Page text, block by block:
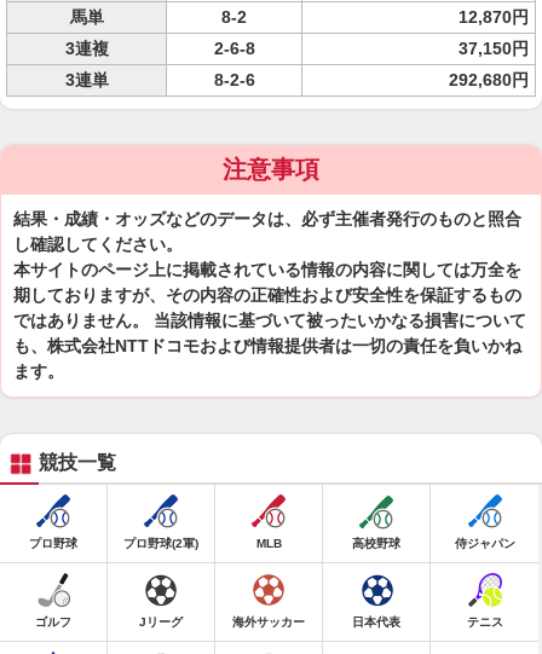
馬単
8-2
12,870円
3連複
2-6-8
37,150円
3連単
8-2-6 292,680円
注意事項
結果・成績・オッズなどのデータは、必ず主催者発行のものと照合
し確認してください。
本サイトのページ上に掲載されている情報の内容に関しては万全を
期しておりますが、その内容の正確性および安全性を保証するもの
ではありません。 当該情報に基づいて被ったいかなる損害について
も、株式会社NTTドコモおよび情報提供者は一切の責任を負いかね
ます。
競技一覧
プロ野球 プロ野球(2軍) MLB 高校野球 侍ジャパン
ゴルフ Jリーグ 海外サッカー 日本代表 テニス